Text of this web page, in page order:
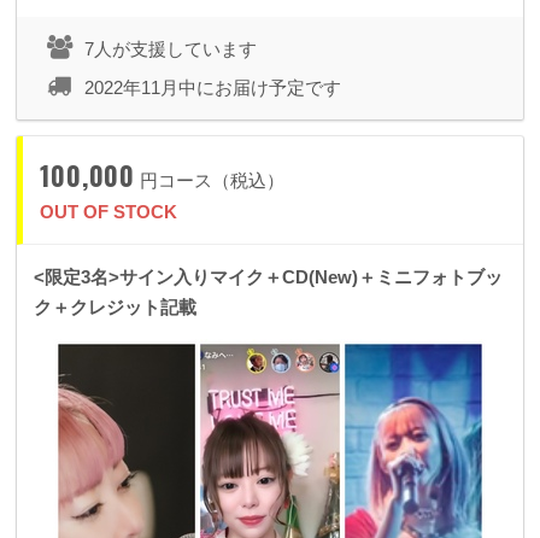
7人が支援しています
2022年11月中にお届け予定です
100,000 円コース（税込）
OUT OF STOCK
<限定3名>サイン入りマイク＋CD(New)＋ミニフォトブッ
ク＋クレジット記載